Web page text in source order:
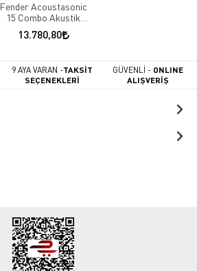
Fender Acoustasonic
15 Combo Akustik
Gitar Amfisi
13.780,80
9 AYA VARAN -TAKSİT
SEÇENEKLERİ
GÜVENLİ - ONLINE
ALIŞVERİŞ